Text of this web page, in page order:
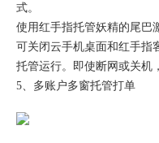
式。
使用红手指托管妖精的尾巴
可关闭云手机桌面和红手指
托管运行。即使断网或关机
5、多账户多窗托管打单